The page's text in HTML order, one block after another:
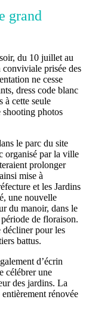
grand
du 10 juillet au
prisée des
ne cesse
dress code blanc
à cette seule
shooting photos
le parc du site
organisé par la ville
prolonger
mise à
et les Jardins
une nouvelle
du manoir, dans le
de floraison.
décliner pour les
battus.
d’écrin
célébrer une
des jardins. La
rénovée